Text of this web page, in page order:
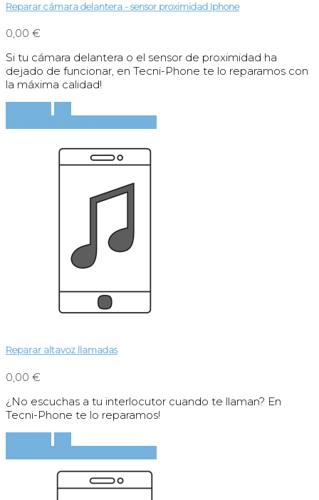
Reparar cámara delantera - sensor proximidad Iphone
0,00 €
Si tu cámara delantera o el sensor de proximidad ha
dejado de funcionar, en Tecni-Phone te lo reparamos con
la máxima calidad!
Reparar altavoz llamadas
0,00 €
¿No escuchas a tu interlocutor cuando te llaman? En
Tecni-Phone te lo reparamos!